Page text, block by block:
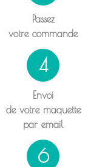
Passez
votre commande
4
Envoi
de votre maquette
par email
6